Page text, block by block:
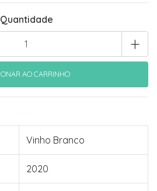
Quantidade
+
Vinho Branco
2020